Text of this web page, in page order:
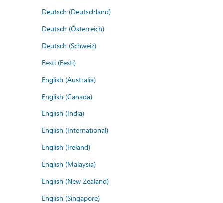
Deutsch (Deutschland)
Deutsch (Österreich)
Deutsch (Schweiz)
Eesti (Eesti)
English (Australia)
English (Canada)
English (India)
English (International)
English (Ireland)
English (Malaysia)
English (New Zealand)
English (Singapore)